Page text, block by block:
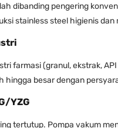
dibanding pengering
stainless steel higienis
farmasi (granul, ekstrak,
besar dengan
YZG
tertutup. Pompa vakum